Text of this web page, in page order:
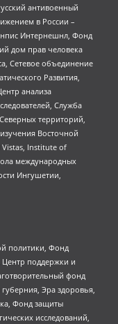
антивоенный
в России –
Интернешнл, Фонд
дом прав человека
Сетевое объединение
Развития,
анализа
Служба
территорий,
Восточной
Institute of
международных
Ингушетии,
политики, Фонд
поддержки и
фонд
Эра здоровья,
Фонд защиты
исследований,